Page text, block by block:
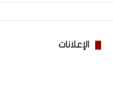
الإعلانات